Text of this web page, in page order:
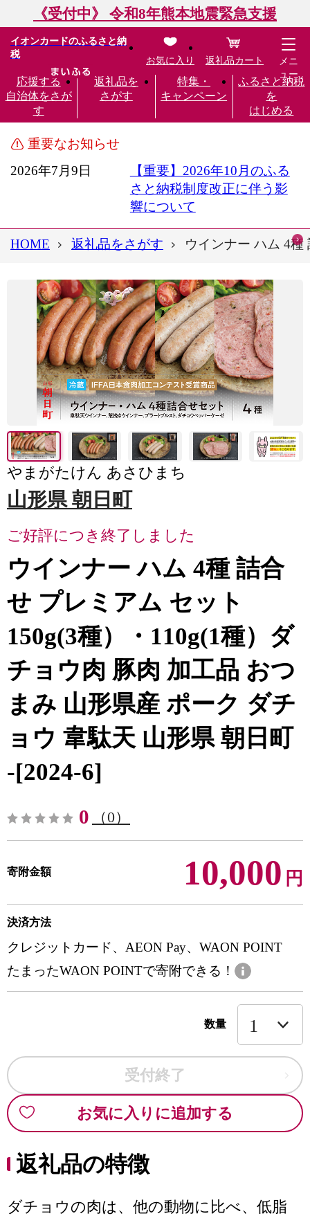
《受付中》 令和8年熊本地震緊急支援
イオンカードのふるさと納
税
応援する
自治体をさが
す
返礼品を
さがす
特集・
キャンペーン
ふるさと納税
を
はじめる
お気に入り 返礼品カート
メニ
ュー
重要なお知らせ
2026年7月9日
【重要】2026年10月のふる
さと納税制度改正に伴う影
響について
HOME 返礼品をさがす ウインナー ハム 4種
やまがたけん あさひまち
山形県 朝日町
ご好評につき終了しました
ウインナー ハム 4種 詰合
せ プレミアム セット
150g(3種）・110g(1種）ダ
チョウ肉 豚肉 加工品 おつ
まみ 山形県産 ポーク ダチ
ョウ 韋駄天 山形県 朝日町
-[2024-6]
0 （0）
寄附金額 10,000 円
決済方法
クレジットカード、AEON Pay、WAON POINT
たまったWAON POINTで寄附できる！
数量
受付終了
お気に入りに追加する
返礼品の特徴
ダチョウの肉は、他の動物に比べ、低脂